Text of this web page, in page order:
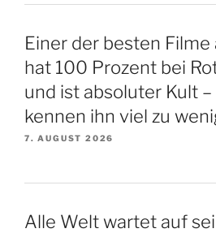
Einer der besten Filme
hat 100 Prozent bei
und ist absoluter Kult
kennen ihn viel zu
7. AUGUST 2026
Alle Welt wartet auf